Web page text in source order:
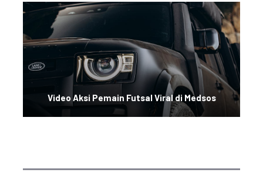
Video Aksi Pemain Futsal Viral di Medsos